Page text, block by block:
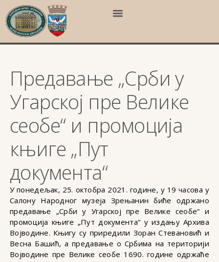
Предавање „Срби у
Угарској пре Велике
сеобе“ и промоција
књиге „Пут
документа“
У понедељак, 25. октобра 2021. године, у 19 часова у
Салону Народног музеја Зрењанин биће одржано
предавање „Срби у Угарској пре Велике сеобе“ и
промоција књиге „Пут документа“ у издању Архива
Војводине. Књигу су приредили Зоран Стевановић и
Весна Башић, а предавање о Србима на територији
Војводине пре Велике сеобе 1690. године одржаће